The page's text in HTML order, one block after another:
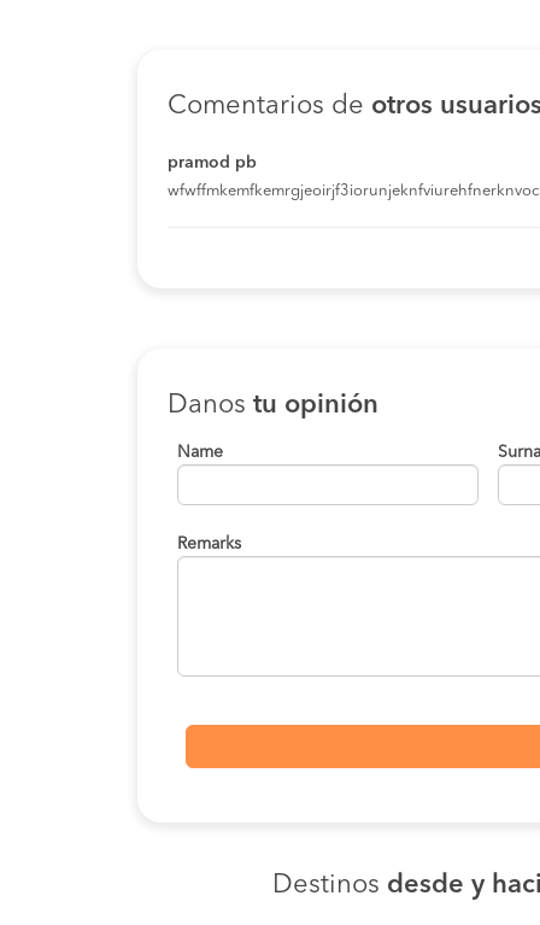
Comentarios de otros
pramod pb
Danos tu opinión
Name
Remarks
Destinos desde y